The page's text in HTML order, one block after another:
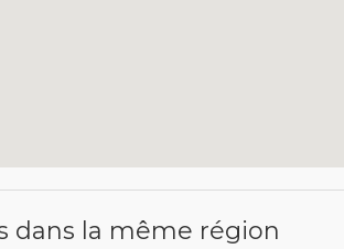
dans la même région